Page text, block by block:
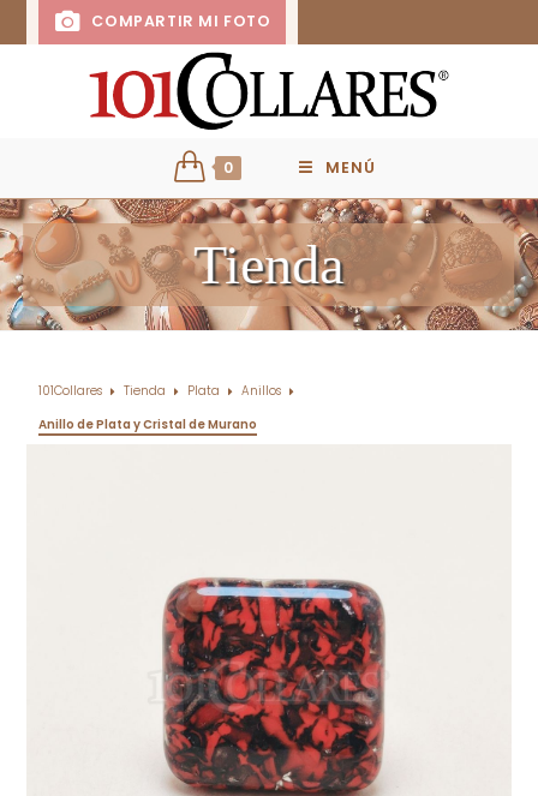
COMPARTIR MI FOTO
0 MENÚ
Tienda
101Collares Tienda Plata
Anillos
Anillo de Plata y Cristal de Murano